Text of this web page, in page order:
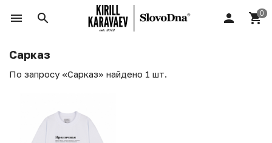
Сарказ
По запросу «Сарказ» найдено 1 шт.